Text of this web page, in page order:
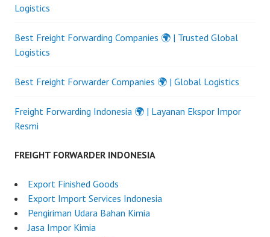
Logistics
Best Freight Forwarding Companies 🌍 | Trusted Global
Logistics
Best Freight Forwarder Companies 🌍 | Global Logistics
Freight Forwarding Indonesia 🌍 | Layanan Ekspor Impor
Resmi
FREIGHT FORWARDER INDONESIA
Export Finished Goods
Export Import Services Indonesia
Pengiriman Udara Bahan Kimia
Jasa Impor Kimia